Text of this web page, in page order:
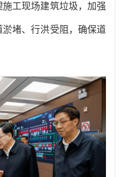
工现场建筑垃圾，加强
堵、行洪受阻，确保道